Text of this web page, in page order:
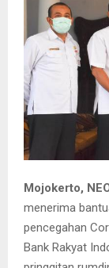
Bupati
Mojokerto,
menerima
pencegahan
Bank Rakyat